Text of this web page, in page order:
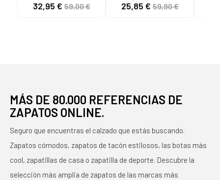
32,95 €59,00 €
NAVY C4228
25,85 €59,90 €
MÁS DE 80.000 REFERENCIAS DE
ZAPATOS ONLINE.
Seguro que encuentras el calzado que estás buscando.
Zapatos cómodos, zapatos de tacón estilosos, las botas más
cool, zapatillas de casa o zapatilla de deporte. Descubre la
selección más amplia de zapatos de las marcas más